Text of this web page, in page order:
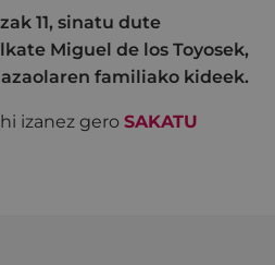
11, sinatu dute
Miguel de los Toyosek,
familiako kideek.
izanez gero SAKATU